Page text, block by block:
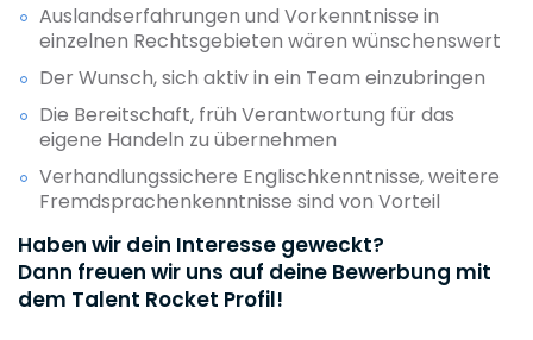
Auslandserfahrungen und Vorkenntnisse in
einzelnen Rechtsgebieten wären wünschenswert
Der Wunsch, sich aktiv in ein Team einzubringen
Die Bereitschaft, früh Verantwortung für das
eigene Handeln zu übernehmen
Verhandlungssichere Englischkenntnisse, weitere
Fremdsprachenkenntnisse sind von Vorteil
Haben wir dein Interesse geweckt?
Dann freuen wir uns auf deine Bewerbung mit
dem Talent Rocket Profil!